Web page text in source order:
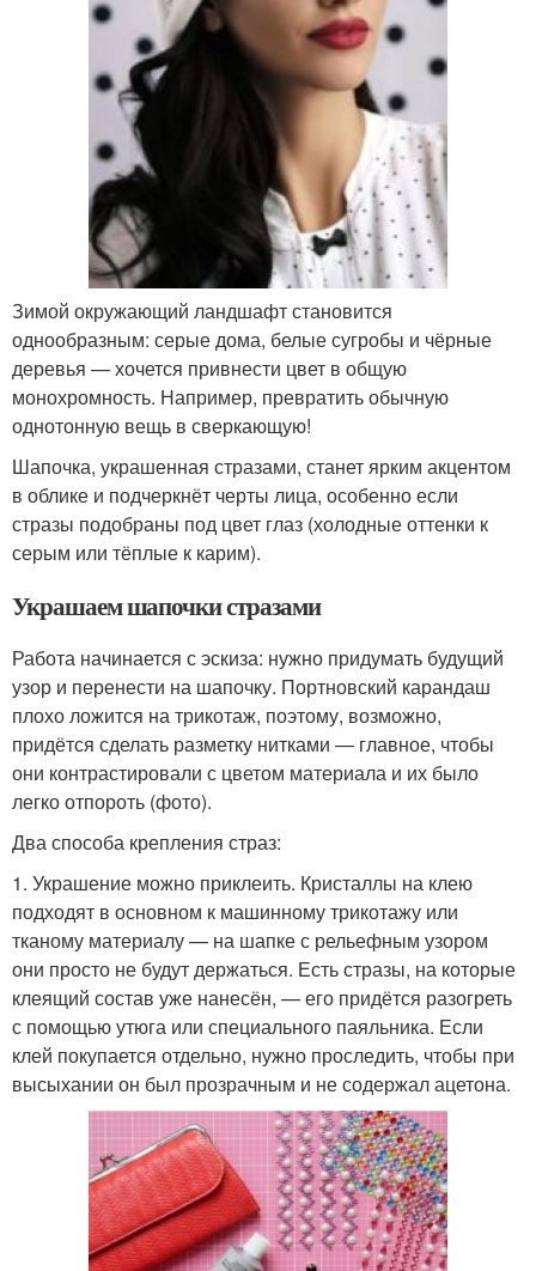
Зимой окружающий ландшафт становится
однообразным: серые дома, белые сугробы и чёрные
деревья — хочется привнести цвет в общую
монохромность. Например, превратить обычную
однотонную вещь в сверкающую!
Шапочка, украшенная стразами, станет ярким акцентом
в облике и подчеркнёт черты лица, особенно если
стразы подобраны под цвет глаз (холодные оттенки к
серым или тёплые к карим).
Украшаем шапочки стразами
Работа начинается с эскиза: нужно придумать будущий
узор и перенести на шапочку. Портновский карандаш
плохо ложится на трикотаж, поэтому, возможно,
придётся сделать разметку нитками — главное, чтобы
они контрастировали с цветом материала и их было
легко отпороть (фото).
Два способа крепления страз:
1. Украшение можно приклеить. Кристаллы на клею
подходят в основном к машинному трикотажу или
тканому материалу — на шапке с рельефным узором
они просто не будут держаться. Есть стразы, на которые
клеящий состав уже нанесён, — его придётся разогреть
с помощью утюга или специального паяльника. Если
клей покупается отдельно, нужно проследить, чтобы при
высыхании он был прозрачным и не содержал ацетона.